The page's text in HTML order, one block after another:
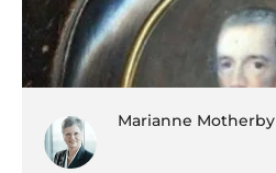
Marianne Motherby